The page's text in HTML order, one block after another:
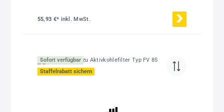
55,93 €* inkl. MwSt.
Sofort verfügbar
Staffelrabatt sichern